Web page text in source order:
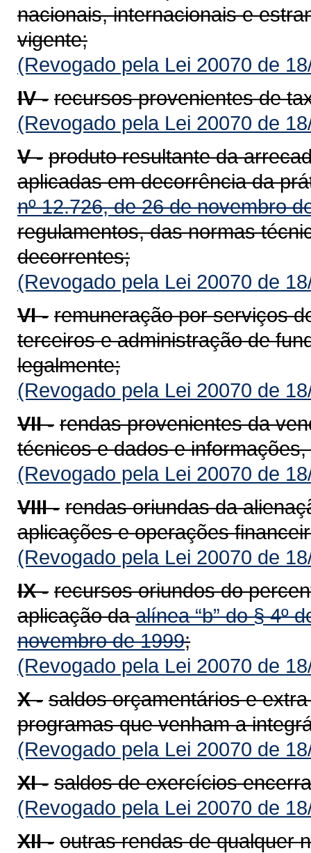
nacionais, internacionais e
vigente;
(Revogado pela Lei 20070 de
IV - recursos provenientes de
(Revogado pela Lei 20070 de
V - produto resultante da
aplicadas em decorrência da
nº 12.726, de 26 de novembro
regulamentos, das normas
decorrentes;
(Revogado pela Lei 20070 de
VI - remuneração por serviços
terceiros e administração de
legalmente;
(Revogado pela Lei 20070 de
VII - rendas provenientes da
técnicos e dados e
(Revogado pela Lei 20070 de
VIII - rendas oriundas da
aplicações e operações
(Revogado pela Lei 20070 de
IX - recursos oriundos do
aplicação daalínea “b” do § 4º
novembro de 1999;
(Revogado pela Lei 20070 de
X - saldos orçamentários e
programas que venham a
(Revogado pela Lei 20070 de
XI - saldos de exercícios
(Revogado pela Lei 20070 de
XII - outras rendas de qualquer